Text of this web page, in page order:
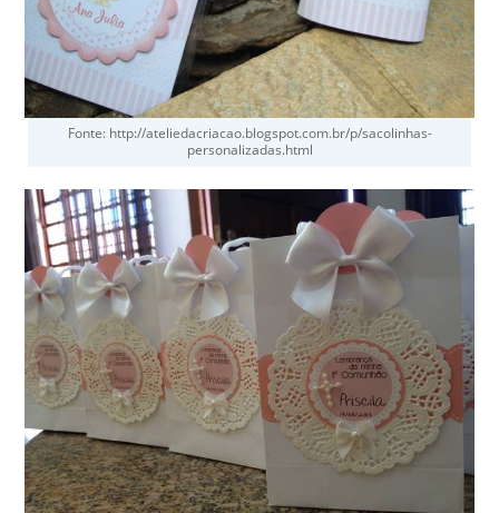
Fonte: http://ateliedacriacao.blogspot.com.br/p/sacolinhas-
personalizadas.html